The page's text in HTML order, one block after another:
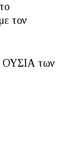
τον
ΟΥΣΙΑ των